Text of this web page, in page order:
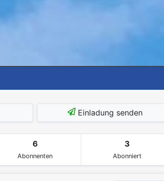
Einladung senden
6
Abonnenten
3
Abonniert